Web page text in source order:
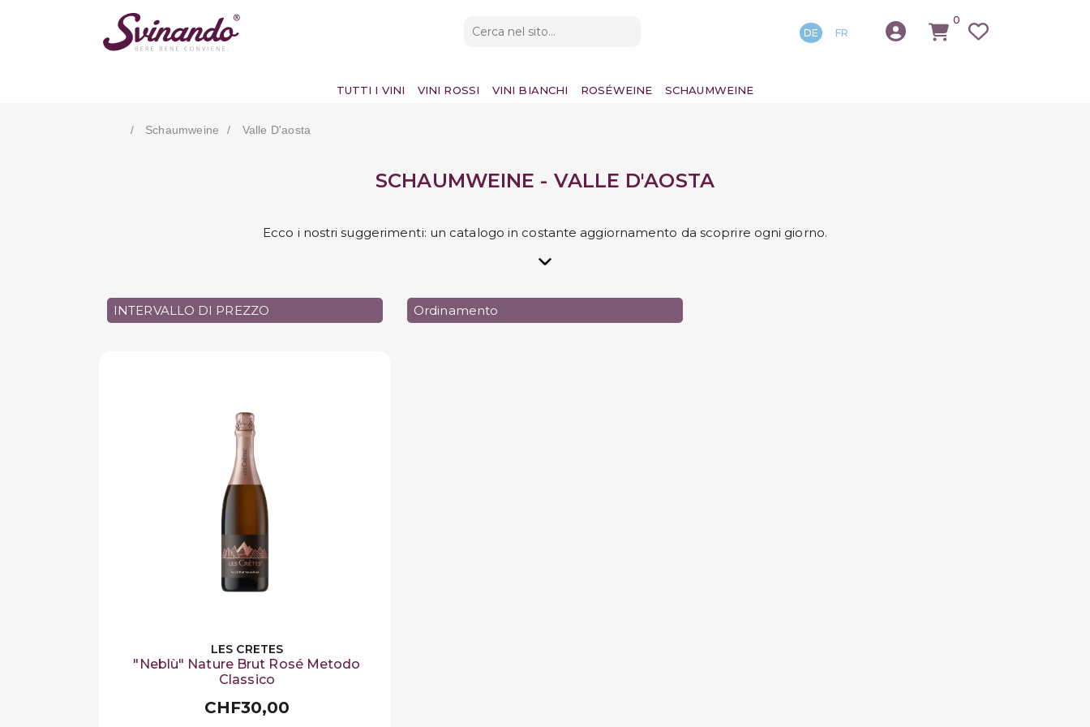
DE FR
0
TUTTI I VINI VINI ROSSI VINI BIANCHI ROSÉWEINE SCHAUMWEINE
Schaumweine Valle D'aosta
SCHAUMWEINE - VALLE D'AOSTA
Ecco i nostri suggerimenti: un catalogo in costante aggiornamento da scoprire ogni giorno.
INTERVALLO DI PREZZO Ordinamento
LES CRETES
"Neblù" Nature Brut Rosé Metodo
Classico
CHF30,00